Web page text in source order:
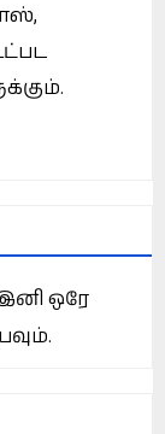
ஒரே